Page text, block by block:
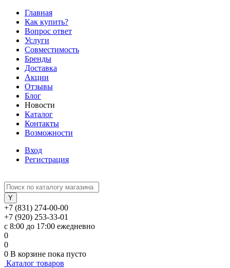
Главная
Как купить?
Вопрос ответ
Услуги
Совместимость
Бренды
Доставка
Акции
Отзывы
Блог
Новости
Каталог
Контакты
Возможности
Вход
Регистрация
+7 (831) 274-00-00
+7 (920) 253-33-01
с 8:00 до 17:00 ежедневно
0
0
0 В корзине пока пусто
Каталог товаров